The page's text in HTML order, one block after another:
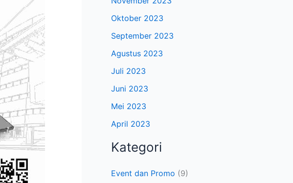
Oktober 2023
September 2023
Agustus 2023
Juli 2023
Juni 2023
Mei 2023
April 2023
Kategori
Event dan Promo (9)